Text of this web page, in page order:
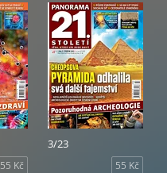
55 Kč
3/23
55 Kč